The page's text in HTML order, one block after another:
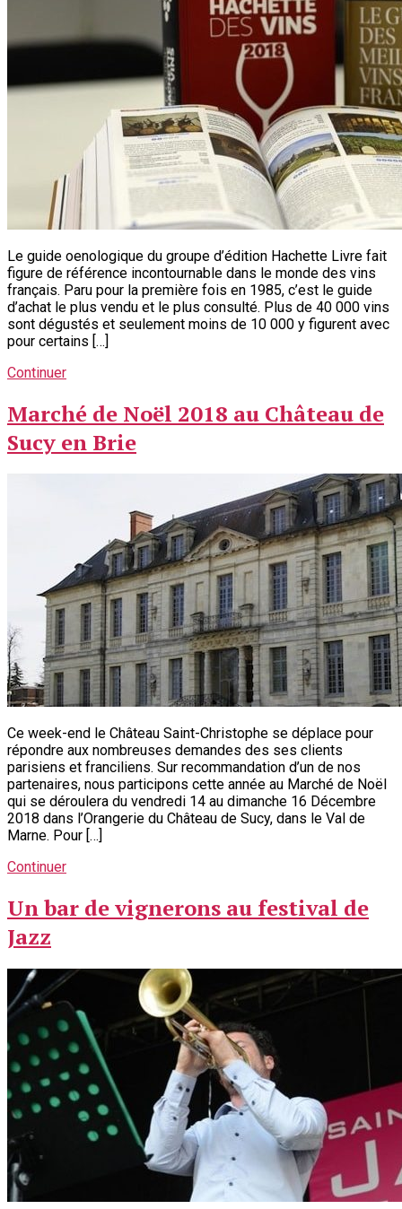
Le guide oenologique du groupe d’édition Hachette Livre fait
figure de référence incontournable dans le monde des vins
français. Paru pour la première fois en 1985, c’est le guide
d’achat le plus vendu et le plus consulté. Plus de 40 000 vins
sont dégustés et seulement moins de 10 000 y figurent avec
pour certains […]
Continuer
Marché de Noël 2018 au Château de
Sucy en Brie
Ce week-end le Château Saint-Christophe se déplace pour
répondre aux nombreuses demandes des ses clients
parisiens et franciliens. Sur recommandation d’un de nos
partenaires, nous participons cette année au Marché de Noël
qui se déroulera du vendredi 14 au dimanche 16 Décembre
2018 dans l’Orangerie du Château de Sucy, dans le Val de
Marne. Pour […]
Continuer
Un bar de vignerons au festival de
Jazz